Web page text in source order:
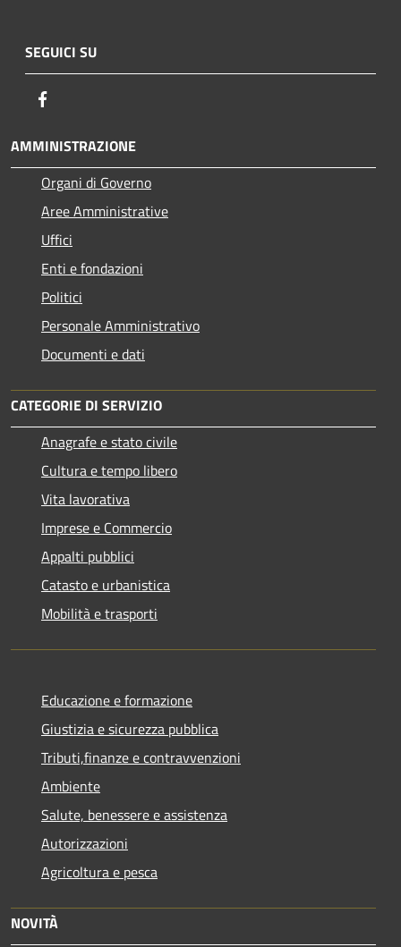
SEGUICI SU
AMMINISTRAZIONE
Organi di Governo
Aree Amministrative
Uffici
Enti e fondazioni
Politici
Personale Amministrativo
Documenti e dati
CATEGORIE DI SERVIZIO
Anagrafe e stato civile
Cultura e tempo libero
Vita lavorativa
Imprese e Commercio
Appalti pubblici
Catasto e urbanistica
Mobilità e trasporti
Educazione e formazione
Giustizia e sicurezza pubblica
Tributi,finanze e contravvenzioni
Ambiente
Salute, benessere e assistenza
Autorizzazioni
Agricoltura e pesca
NOVITÀ